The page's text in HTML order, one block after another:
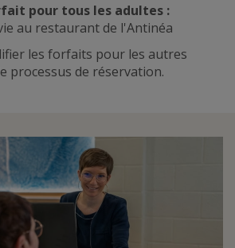
pour tous les adultes :
au restaurant de l'Antinéa
les forfaits pour les autres
processus de réservation.